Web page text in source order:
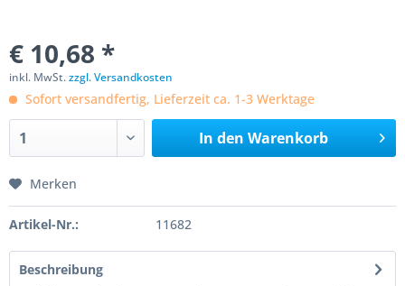
€ 10,68 *
inkl. MwSt.zzgl. Versandkosten
Sofort versandfertig, Lieferzeit ca. 1-3 Werktage
In den Warenkorb
Merken
Artikel-Nr.: 11682
Beschreibung